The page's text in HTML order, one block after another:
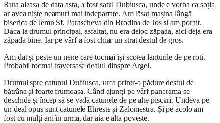
Ruta aleasa de data asta, a fost satul Dubiusca, unde e vorba ca soția
ar avea niște neamuri mai indepartate. Am lăsat mașina lângă
biserica de lemn Sf. Parascheva din Brodina de Jos și am pornit.
Daca la drumul principal, asfaltat, nu era deloc zăpada, aici deja era
zăpada bine. Iar pe vârf a fost chiar un strat destul de gros.
Am dat și peste un nene care tocmai își scotea lanturile de pe roti.
Probabil tocmai traversase dealul dinspre Argel.
Drumul spre catunul Dubiusca, urca printr-o pădure destul de
bătrâna și foarte frumoasa. Când ajungi pe vârf panorama se
deschide și încep să se vadă catunele de pe alte piscuri. Undeva pe
un deal opus sunt catunele Ehreste și Zalomestra. Și pe acolo am
fost cu mulți ani în urma, dar aia e alta poveste.